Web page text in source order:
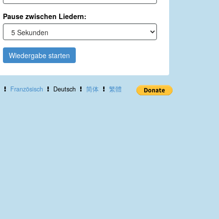
Pause zwischen Liedern:
Wiedergabe starten
Französisch Deutsch 简体 繁體